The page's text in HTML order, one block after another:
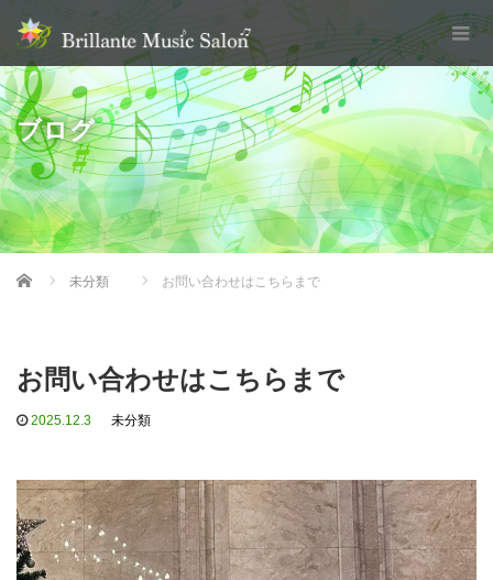
ブログ
Home 未分類 お問い合わせはこちらまで
お問い合わせはこちらまで
2025.12.3 未分類